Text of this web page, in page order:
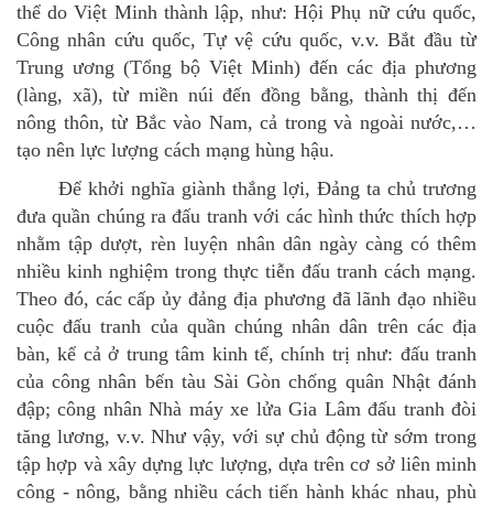
thể do Việt Minh thành lập, như: Hội Phụ nữ cứu quốc,
Công nhân cứu quốc, Tự vệ cứu quốc, v.v. Bắt đầu từ
Trung ương (Tổng bộ Việt Minh) đến các địa phương
(làng, xã), từ miền núi đến đồng bằng, thành thị đến
nông thôn, từ Bắc vào Nam, cả trong và ngoài nước,…
tạo nên lực lượng cách mạng hùng hậu.
Để khởi nghĩa giành thắng lợi, Đảng ta chủ trương
đưa quần chúng ra đấu tranh với các hình thức thích hợp
nhằm tập dượt, rèn luyện nhân dân ngày càng có thêm
nhiều kinh nghiệm trong thực tiễn đấu tranh cách mạng.
Theo đó, các cấp ủy đảng địa phương đã lãnh đạo nhiều
cuộc đấu tranh của quần chúng nhân dân trên các địa
bàn, kể cả ở trung tâm kinh tế, chính trị như: đấu tranh
của công nhân bến tàu Sài Gòn chống quân Nhật đánh
đập; công nhân Nhà máy xe lửa Gia Lâm đấu tranh đòi
tăng lương, v.v. Như vậy, với sự chủ động từ sớm trong
tập hợp và xây dựng lực lượng, dựa trên cơ sở liên minh
công - nông, bằng nhiều cách tiến hành khác nhau, phù